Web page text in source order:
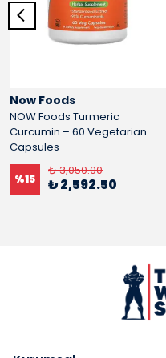
Now Foods
NOW Foods Turmeric
Curcumin – 60 Vegetarian
Capsules
%15
₺ 3,050.00
₺ 2,592.50